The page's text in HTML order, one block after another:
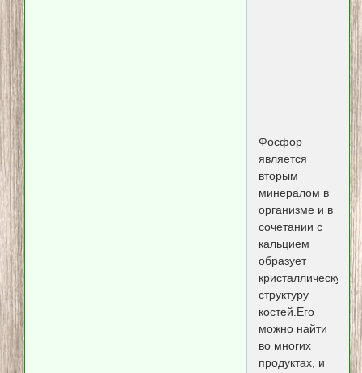
Фосфор
является
вторым
минералом в
организме и в
сочетании с
кальцием
образует
кристаллическую
структуру
костей.Его
можно найти
во многих
продуктах, и